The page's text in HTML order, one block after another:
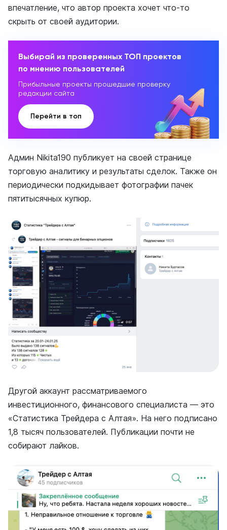
впечатление, что автор проекта хочет что-то
скрыть от своей аудитории.
Выбирай из проверенных ТОП проектов
по мнению пользователей
Прибыльные проекты прошедшие проверку
редакции сайта
Перейти в топ
Админ Nikita190 публикует на своей странице
торговую аналитику и результаты сделок. Также он
периодически подкидывает фотографии пачек
пятитысячных купюр.
Другой аккаунт рассматриваемого
инвестиционного, финансового специалиста — это
«Статистика Трейдера с Алтая». На него подписано
1,8 тысяч пользователей. Публикации почти не
собирают лайков.